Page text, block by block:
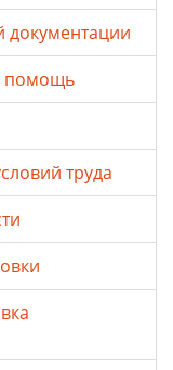
документации
помощь
труда